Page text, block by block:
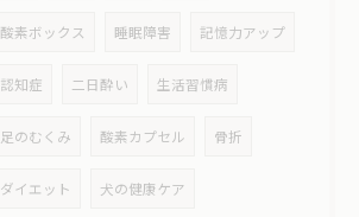
酸素ボックス 睡眠障害 記憶力アップ
認知症 二日酔い 生活習慣病
足のむくみ 酸素カプセル 骨折
ダイエット 犬の健康ケア